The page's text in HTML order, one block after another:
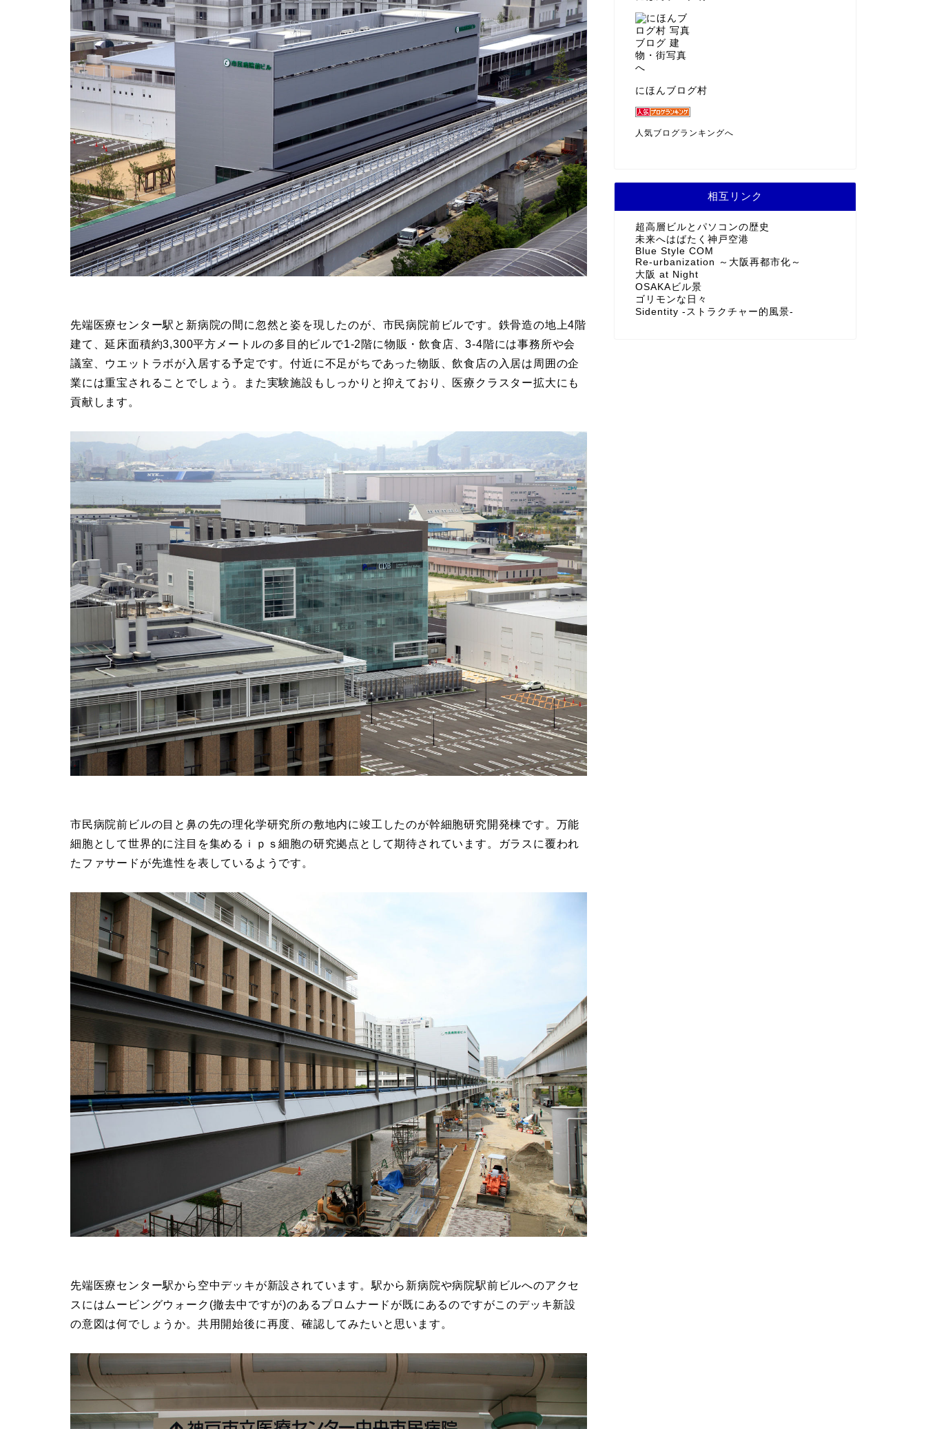
先端医療センター駅と新病院の間に忽然と姿を現したのが、市民病院前ビルです。鉄骨造の地上4階
建て、延床面積約3,300平方メートルの多目的ビルで1-2階に物販・飲食店、3-4階には事務所や会
議室、ウエットラボが入居する予定です。付近に不足がちであった物販、飲食店の入居は周囲の企
業には重宝されることでしょう。また実験施設もしっかりと抑えており、医療クラスター拡大にも
貢献します。
市民病院前ビルの目と鼻の先の理化学研究所の敷地内に竣工したのが幹細胞研究開発棟です。万能
細胞として世界的に注目を集めるｉｐｓ細胞の研究拠点として期待されています。ガラスに覆われ
たファサードが先進性を表しているようです。
先端医療センター駅から空中デッキが新設されています。駅から新病院や病院駅前ビルへのアクセ
スにはムービングウォーク(撤去中ですが)のあるプロムナードが既にあるのですがこのデッキ新設
の意図は何でしょうか。共用開始後に再度、確認してみたいと思います。
にほんブログ村
人気ブログランキングへ
相互リンク
超高層ビルとパソコンの歴史
未来へはばたく神戸空港
Blue Style COM
Re-urbanization ～大阪再都市化～
大阪 at Night
OSAKAビル景
ゴリモンな日々
Sidentity -ストラクチャー的風景-